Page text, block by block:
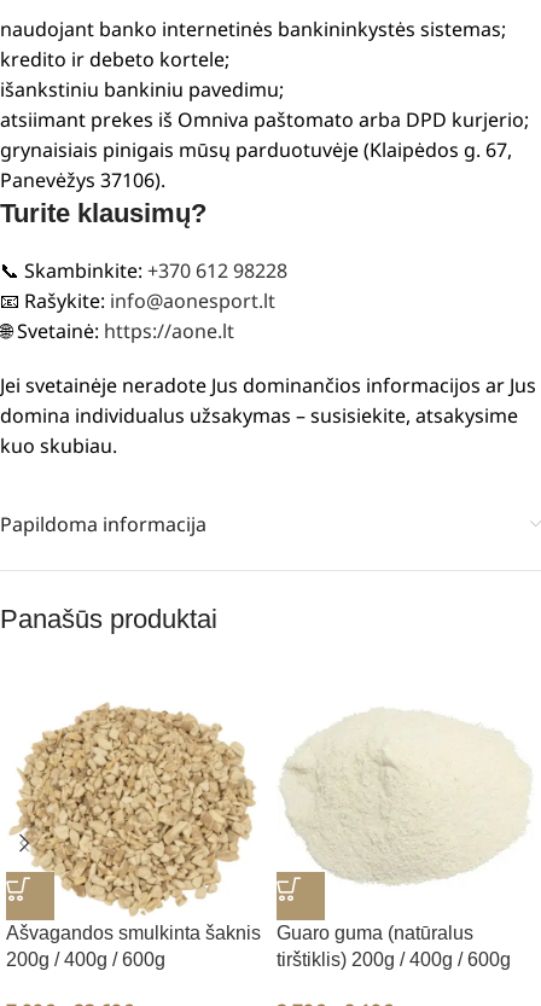
naudojant banko internetinės bankininkystės sistemas;
kredito ir debeto kortele;
išankstiniu bankiniu pavedimu;
atsiimant prekes iš Omniva paštomato arba DPD kurjerio;
grynaisiais pinigais mūsų parduotuvėje (Klaipėdos g. 67,
Panevėžys 37106).
Turite klausimų?
📞 Skambinkite: +370 612 98228
📧 Rašykite: info@aonesport.lt
🌐 Svetainė: https://aone.lt
Jei svetainėje neradote Jus dominančios informacijos ar Jus
domina individualus užsakymas – susisiekite, atsakysime
kuo skubiau.
Papildoma informacija
Panašūs produktai
Ašvagandos smulkinta šaknis
200g / 400g / 600g
Guaro guma (natūralus
tirštiklis) 200g / 400g / 600g